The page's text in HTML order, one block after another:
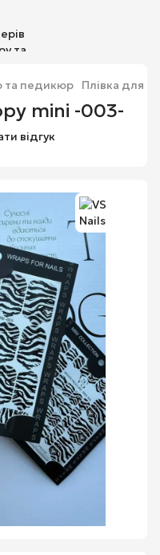
та педикюр Плівка для
mini -003-
відгук